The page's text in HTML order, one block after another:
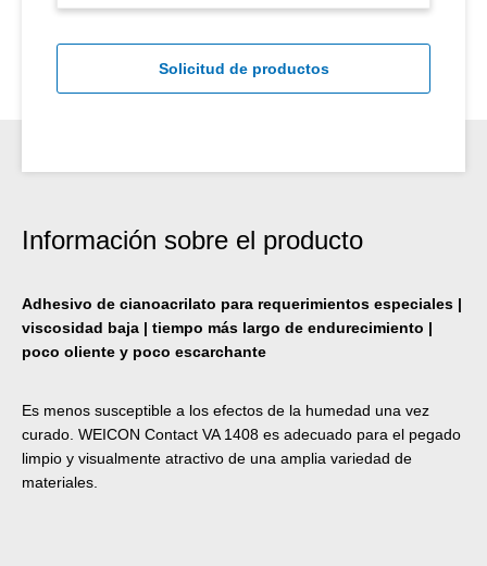
Solicitud de productos
Información sobre el producto
Adhesivo de cianoacrilato para requerimientos especiales |
viscosidad baja | tiempo más largo de endurecimiento |
poco oliente y poco escarchante
Es menos susceptible a los efectos de la humedad una vez
curado. WEICON Contact VA 1408 es adecuado para el pegado
limpio y visualmente atractivo de una amplia variedad de
materiales.